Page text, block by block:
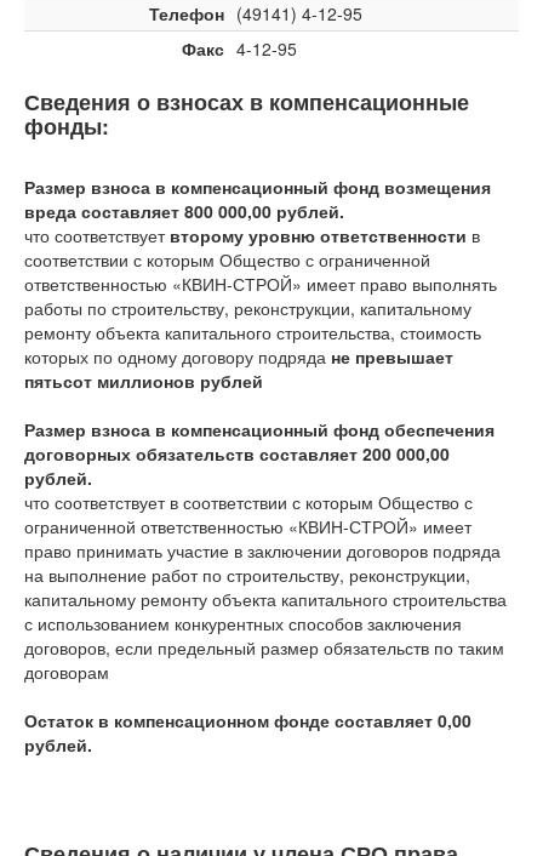
Телефон (49141) 4-12-95
Факс 4-12-95
Сведения о взносах в компенсационные
фонды:
Размер взноса в компенсационный фонд возмещения
вреда составляет 800 000,00 рублей.
что соответствует второму уровню ответственности в
соответствии с которым Общество с ограниченной
ответственностью «КВИН-СТРОЙ» имеет право выполнять
работы по строительству, реконструкции, капитальному
ремонту объекта капитального строительства, стоимость
которых по одному договору подряда не превышает
пятьсот миллионов рублей
Размер взноса в компенсационный фонд обеспечения
договорных обязательств составляет 200 000,00
рублей.
что соответствует в соответствии с которым Общество с
ограниченной ответственностью «КВИН-СТРОЙ» имеет
право принимать участие в заключении договоров подряда
на выполнение работ по строительству, реконструкции,
капитальному ремонту объекта капитального строительства
с использованием конкурентных способов заключения
договоров, если предельный размер обязательств по таким
договорам
Остаток в компенсационном фонде составляет 0,00
рублей.